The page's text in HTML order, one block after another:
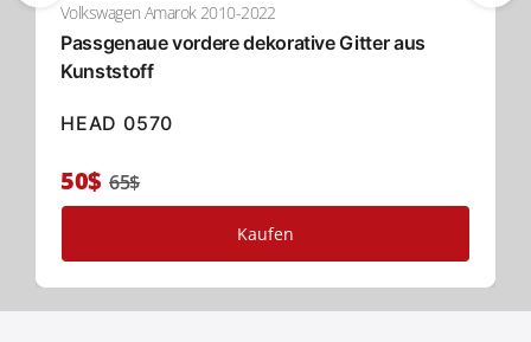
Volkswagen Amarok 2010-2022
Passgenaue vordere dekorative Gitter aus
Kunststoff
HEAD 0570
50$ 65$
Kaufen